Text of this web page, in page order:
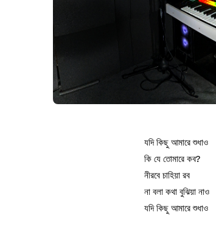
যদি কিছু আমারে শুধাও
কি যে তোমারে কব?
নীরবে চাহিয়া রব
না বলা কথা বুঝিয়া নাও
যদি কিছু আমারে শুধাও